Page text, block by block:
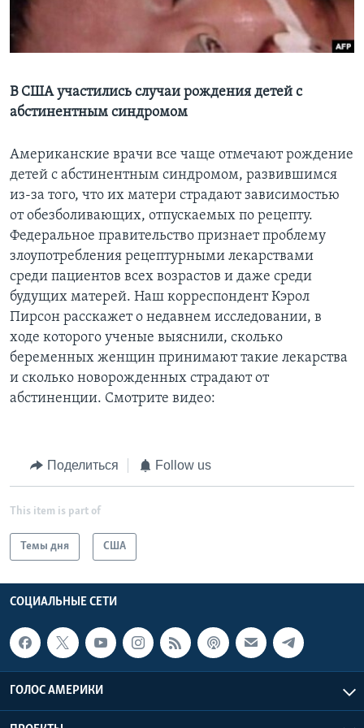
Learning English
Языки
В США участились случаи рождения детей с
абстинентным синдромом
Американские врачи все чаще отмечают рождение
детей с абстинентным синдромом, развившимся
из-за того, что их матери страдают зависимостью
от обезболивающих, отпускаемых по рецепту.
Федеральное правительство признает проблему
злоупотребления рецептурными лекарствами
среди пациентов всех возрастов и даже среди
будущих матерей. Наш корреспондент Кэрол
Пирсон расскажет о недавнем исследовании, в
ходе которого ученые выяснили, сколько
беременных женщин принимают такие лекарства
и сколько новорожденных страдают от
абстиненции. Смотрите видео:
Поделиться Follow us
This item is part of
Темы дня США
СОЦИАЛЬНЫЕ СЕТИ
ГОЛОС АМЕРИКИ